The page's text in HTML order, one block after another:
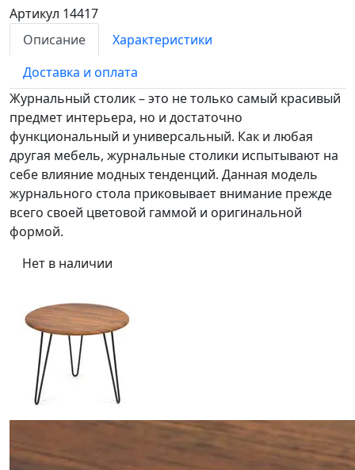
Артикул 14417
Описание
Характеристики
Доставка и оплата
Журнальный столик – это не только самый красивый
предмет интерьера, но и достаточно
функциональный и универсальный. Как и любая
другая мебель, журнальные столики испытывают на
себе влияние модных тенденций. Данная модель
журнального стола приковывает внимание прежде
всего своей цветовой гаммой и оригинальной
формой.
Нет в наличии